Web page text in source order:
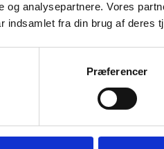
og analysepartnere. Vores
indsamlet fra din brug af deres
Præferencer
en oversigt over
til den 10. september